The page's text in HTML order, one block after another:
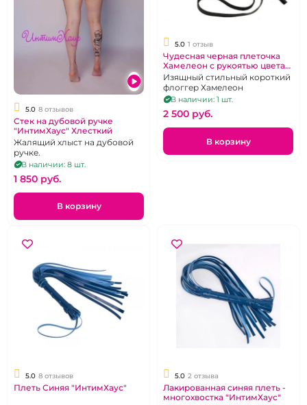
5.0 8 отзывов
Стек на дубовой ручке
"ИнтимХаус" Хлесткий
Жалящий хлыст на дубовой
ручке.
В наличии: 8 шт.
1 850 pуб.
В корзину
5.0 1 отзыв
Чудесная черная плеточка
Хамелеон с рукоятью цвета
синего перламутра
Изящный стильный короткий
флоггер Хамелеон
В наличии: 1 шт.
2 500 pуб.
В корзину
5.0 8 отзывов
Плеть Синяя "ИнтимХаус"
5.0 2 отзыва
Лакированная синяя плеть -
многохвостка "ИнтимХаус"